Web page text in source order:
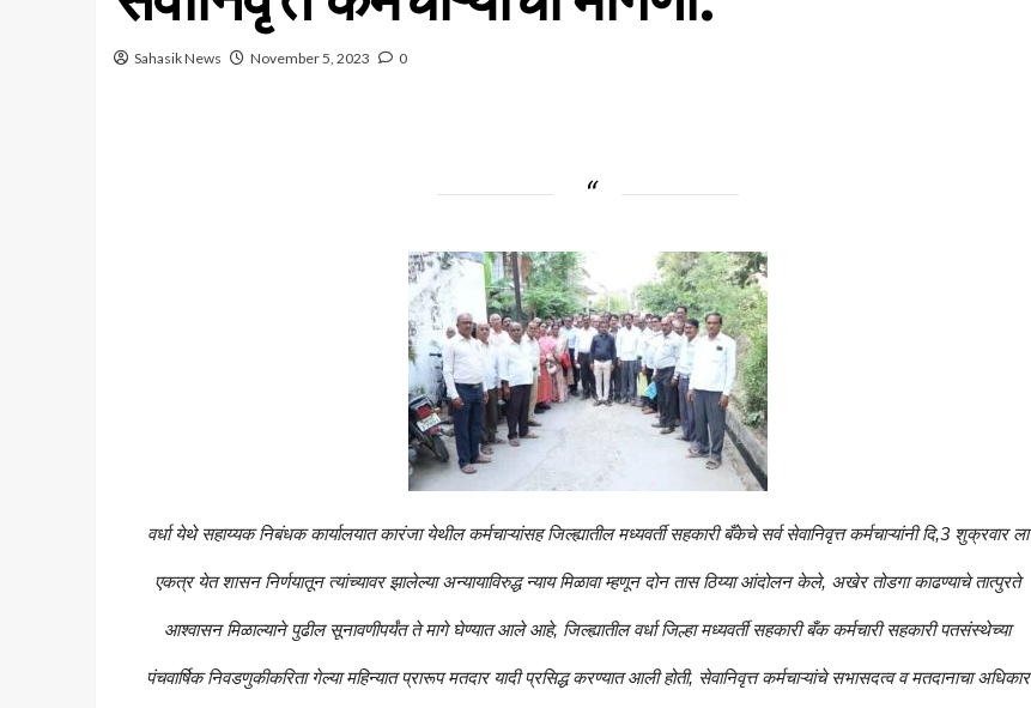
Sahasik News November 5, 2023 0
वर्धा येथे सहाय्यक निबंधक कार्यालयात कारंजा येथील कर्मचाऱ्यांसह जिल्ह्यातील मध्यवर्ती सहकारी बँकेचे सर्व सेवानिवृत्त कर्मचाऱ्यांनी दि,3 शुक्रवार ला
एकत्र येत शासन निर्णयातून त्यांच्यावर झालेल्या अन्यायाविरुद्ध न्याय मिळावा म्हणून दोन तास ठिय्या आंदोलन केले, अखेर तोडगा काढण्याचे तात्पुरते
आश्वासन मिळाल्याने पुढील सूनावणीपर्यंत ते मागे घेण्यात आले आहे, जिल्ह्यातील वर्धा जिल्हा मध्यवर्ती सहकारी बँक कर्मचारी सहकारी पतसंस्थेच्या
पंचवार्षिक निवडणुकीकरिता गेल्या महिन्यात प्रारूप मतदार यादी प्रसिद्ध करण्यात आली होती, सेवानिवृत्त कर्मचाऱ्यांचे सभासदत्व व मतदानाचा अधिकार